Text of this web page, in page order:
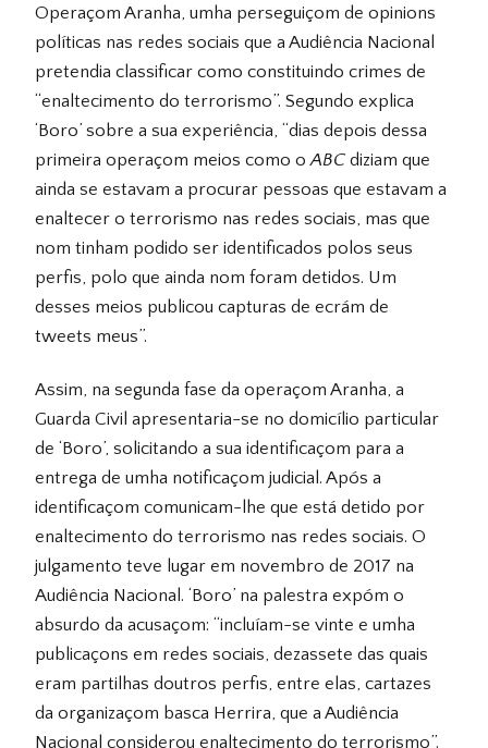
Operaçom Aranha, umha perseguiçom de opinions
políticas nas redes sociais que a Audiência Nacional
pretendia classificar como constituindo crimes de
“enaltecimento do terrorismo”. Segundo explica
‘Boro’ sobre a sua experiência, “dias depois dessa
primeira operaçom meios como oABC diziam que
ainda se estavam a procurar pessoas que estavam a
enaltecer o terrorismo nas redes sociais, mas que
nom tinham podido ser identificados polos seus
perfis, polo que ainda nom foram detidos. Um
desses meios publicou capturas de ecrám de
tweets meus”.
Assim, na segunda fase da operaçom Aranha, a
Guarda Civil apresentaria-se no domicílio particular
de ‘Boro’, solicitando a sua identificaçom para a
entrega de umha notificaçom judicial. Após a
identificaçom comunicam-lhe que está detido por
enaltecimento do terrorismo nas redes sociais. O
julgamento teve lugar em novembro de 2017 na
Audiência Nacional. ‘Boro’ na palestra expóm o
absurdo da acusaçom: “incluíam-se vinte e umha
publicaçons em redes sociais, dezassete das quais
eram partilhas doutros perfis, entre elas, cartazes
da organizaçom basca Herrira, que a Audiência
Nacional considerou enaltecimento do terrorismo”.